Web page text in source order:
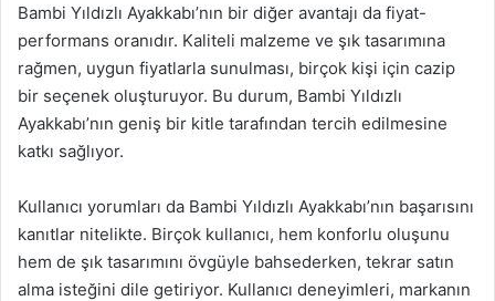
Bambi Yıldızlı Ayakkabı’nın bir diğer avantajı da fiyat-
performans oranıdır. Kaliteli malzeme ve şık tasarımına
rağmen, uygun fiyatlarla sunulması, birçok kişi için cazip
bir seçenek oluşturuyor. Bu durum, Bambi Yıldızlı
Ayakkabı’nın geniş bir kitle tarafından tercih edilmesine
katkı sağlıyor.
Kullanıcı yorumları da Bambi Yıldızlı Ayakkabı’nın başarısını
kanıtlar nitelikte. Birçok kullanıcı, hem konforlu oluşunu
hem de şık tasarımını övgüyle bahsederken, tekrar satın
alma isteğini dile getiriyor. Kullanıcı deneyimleri, markanın